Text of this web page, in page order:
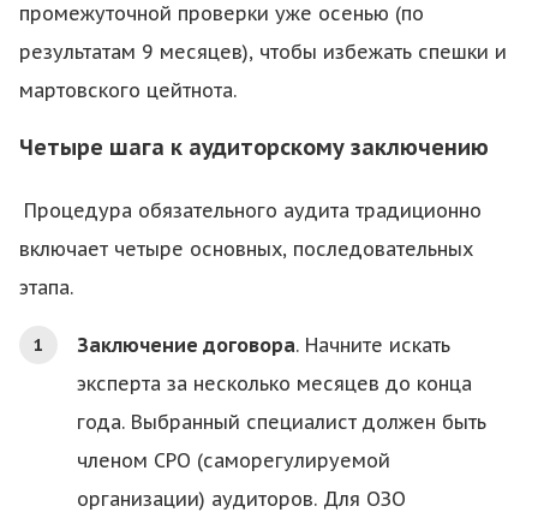
промежуточной проверки уже осенью (по
результатам 9 месяцев), чтобы избежать спешки и
мартовского цейтнота.
Четыре шага к аудиторскому заключению
Процедура обязательного аудита традиционно
включает четыре основных, последовательных
этапа.
Заключение договора. Начните искать
эксперта за несколько месяцев до конца
года. Выбранный специалист должен быть
членом СРО (саморегулируемой
организации) аудиторов. Для ОЗО